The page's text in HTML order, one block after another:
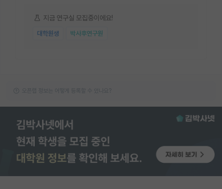
지금 연구실 모집중이에요!
대학원생 박사후연구원
오픈랩 정보는 어떻게 등록할 수 있나요?